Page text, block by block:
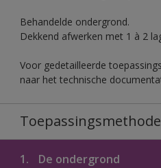
Behandelde ondergrond.
Dekkend afwerken met 1 à 2
Voor gedetailleerde
naar het technische
Toepassingsmethode
1. De ondergrond